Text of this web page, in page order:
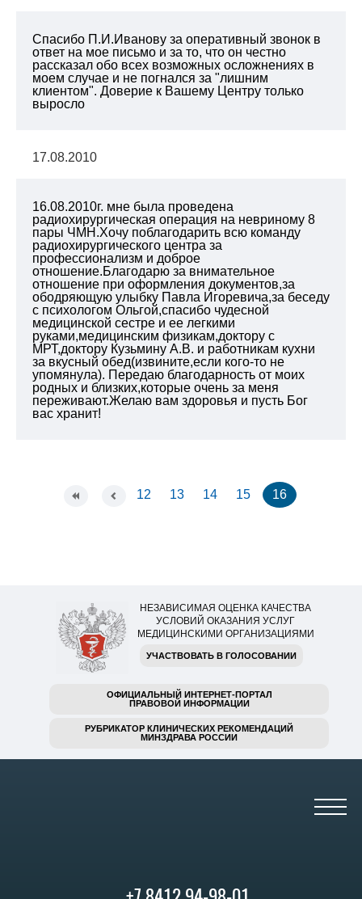
Спасибо П.И.Иванову за оперативный звонок в
ответ на мое письмо и за то, что он честно
рассказал обо всех возможных осложнениях в
моем случае и не погнался за "лишним
клиентом". Доверие к Вашему Центру только
выросло
17.08.2010
16.08.2010г. мне была проведена
радиохирургическая операция на невриному 8
пары ЧМН.Хочу поблагодарить всю команду
радиохирургического центра за
профессионализм и доброе
отношение.Благодарю за внимательное
отношение при оформления документов,за
ободряющую улыбку Павла Игоревича,за беседу
с психологом Ольгой,спасибо чудесной
медицинской сестре и ее легкими
руками,медицинским физикам,доктору с
МРТ,доктору Кузьмину А.В. и работникам кухни
за вкусный обед(извините,если кого-то не
упомянула). Передаю благодарность от моих
родных и близких,которые очень за меня
переживают.Желаю вам здоровья и пусть Бог
вас хранит!
12 13 14 15 16
НЕЗАВИСИМАЯ ОЦЕНКА КАЧЕСТВА
УСЛОВИЙ ОКАЗАНИЯ УСЛУГ
МЕДИЦИНСКИМИ ОРГАНИЗАЦИЯМИ
УЧАСТВОВАТЬ В ГОЛОСОВАНИИ
ОФИЦИАЛЬНЫЙ ИНТЕРНЕТ-ПОРТАЛ
ПРАВОВОЙ ИНФОРМАЦИИ
РУБРИКАТОР КЛИНИЧЕСКИХ РЕКОМЕНДАЦИЙ
МИНЗДРАВА РОССИИ